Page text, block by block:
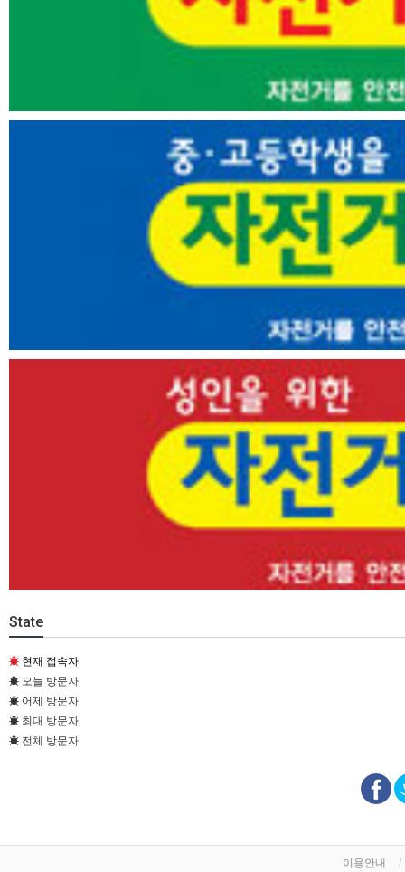
State
현재 접속자
오늘 방문자
어제 방문자
최대 방문자
전체 방문자
이용안내